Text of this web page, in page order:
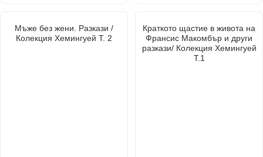
Мъже без жени. Разкази /
Колекция Хемингуей Т. 2
Краткото щастие в живота на
Франсис Макомбър и други
разкази/ Колекция Хемингуей
Т.1